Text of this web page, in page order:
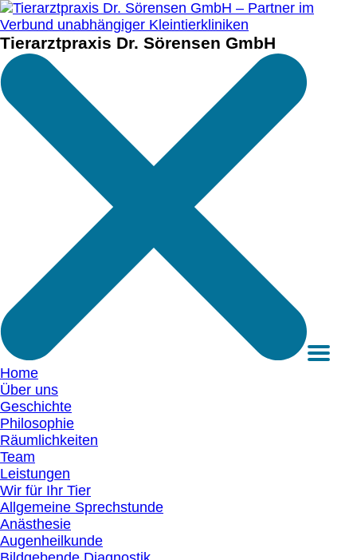
Tierarztpraxis Dr. Sörensen GmbH
Home
Über uns
Geschichte
Philosophie
Räumlichkeiten
Team
Leistungen
Wir für Ihr Tier
Allgemeine Sprechstunde
Anästhesie
Augenheilkunde